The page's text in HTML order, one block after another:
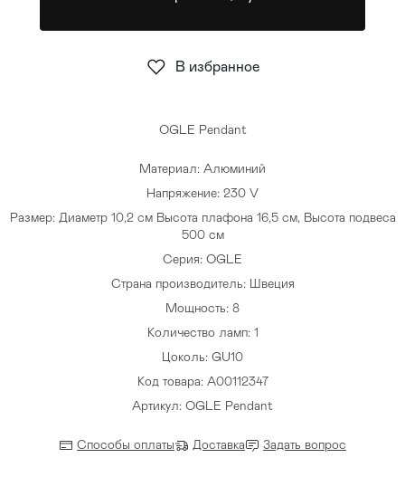
Стулья >
OGLE Pendant
Материал: Алюминий
Напряжение: 230 V
Размер: Диаметр 10,2 см Высота плафона 16,5 см, Высота подвеса
500 см
Серия: OGLE
Страна производитель: Швеция
Мощность: 8
Количество ламп: 1
Цоколь: GU10
Код товара: A00112347
Артикул: OGLE Pendant
Способы оплаты Доставка Задать вопрос
В избранное